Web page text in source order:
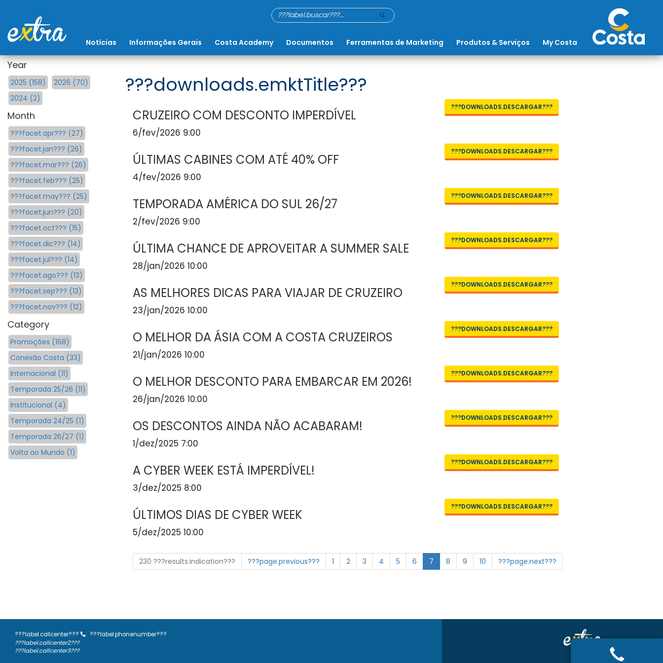
Notícias Informações Gerais Costa Academy Documentos Ferramentas de Marketing Produtos & Serviços My Costa
Year
2025 (158)
2026 (70)
2024 (2)
Month
???facet.apr??? (27)
???facet.jan??? (26)
???facet.mar??? (26)
???facet.feb??? (25)
???facet.may??? (25)
???facet.jun??? (20)
???facet.oct??? (15)
???facet.dic??? (14)
???facet.jul??? (14)
???facet.ago??? (13)
???facet.sep??? (13)
???facet.nov??? (12)
Category
Promoções (168)
Conexão Costa (33)
Internacional (11)
Temporada 25/26 (11)
Institucional (4)
Temporada 24/25 (1)
Temporada 26/27 (1)
Volta ao Mundo (1)
???downloads.emktTitle???
CRUZEIRO COM DESCONTO IMPERDÍVEL
6/fev/2026 9:00
???DOWNLOADS.DESCARGAR???
ÚLTIMAS CABINES COM ATÉ 40% OFF
4/fev/2026 9:00
???DOWNLOADS.DESCARGAR???
TEMPORADA AMÉRICA DO SUL 26/27
2/fev/2026 9:00
???DOWNLOADS.DESCARGAR???
ÚLTIMA CHANCE DE APROVEITAR A SUMMER SALE
28/jan/2026 10:00
???DOWNLOADS.DESCARGAR???
AS MELHORES DICAS PARA VIAJAR DE CRUZEIRO
23/jan/2026 10:00
???DOWNLOADS.DESCARGAR???
O MELHOR DA ÁSIA COM A COSTA CRUZEIROS
21/jan/2026 10:00
???DOWNLOADS.DESCARGAR???
O MELHOR DESCONTO PARA EMBARCAR EM 2026!
26/jan/2026 10:00
???DOWNLOADS.DESCARGAR???
OS DESCONTOS AINDA NÃO ACABARAM!
1/dez/2025 7:00
???DOWNLOADS.DESCARGAR???
A CYBER WEEK ESTÁ IMPERDÍVEL!
3/dez/2025 8:00
???DOWNLOADS.DESCARGAR???
ÚLTIMOS DIAS DE CYBER WEEK
5/dez/2025 10:00
???DOWNLOADS.DESCARGAR???
230 ???results.indication??? ???page.previous??? 1 2 3 4 5 6 7 8 9 10 ???page.next???
???label.callcenter???
???label.phonenumber???
???label.callcenter2???
???label.callcenter3???